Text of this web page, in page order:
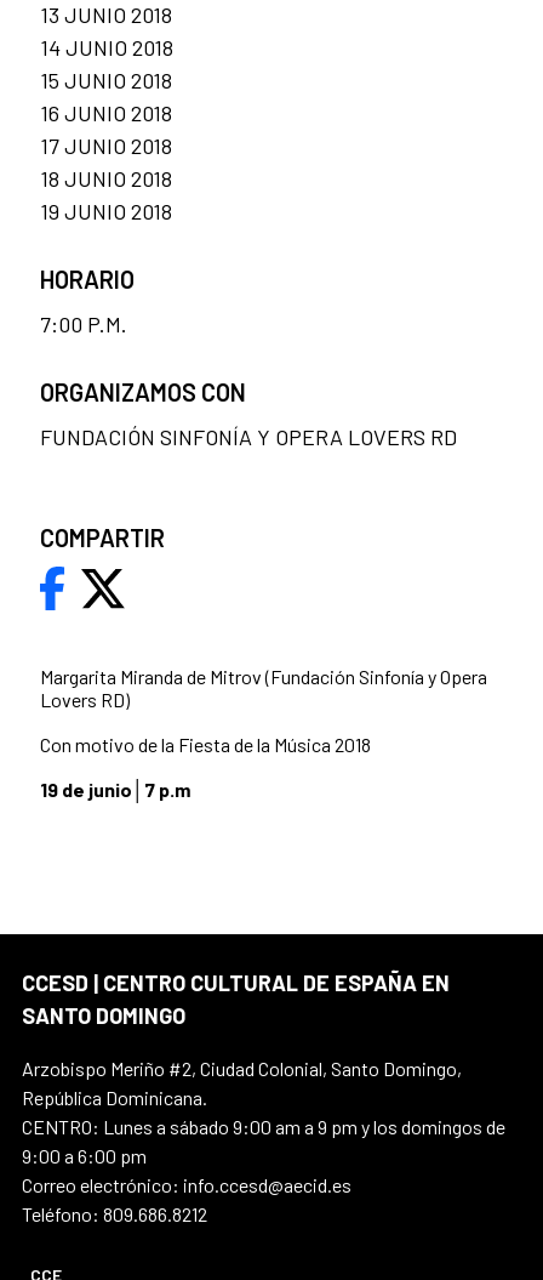
Margarita Miranda de Mitrov (Fundación Sinfonía y Opera
Lovers RD)
Con motivo de la Fiesta de la Música 2018
19 de junio│7 p.m
13 JUNIO 2018
14 JUNIO 2018
15 JUNIO 2018
16 JUNIO 2018
17 JUNIO 2018
18 JUNIO 2018
19 JUNIO 2018
HORARIO
7:00 P.M.
ORGANIZAMOS CON
FUNDACIÓN SINFONÍA Y OPERA LOVERS RD
COMPARTIR
CCESD | CENTRO CULTURAL DE ESPAÑA EN
SANTO DOMINGO
Arzobispo Meriño #2, Ciudad Colonial, Santo Domingo,
República Dominicana.
CENTRO: Lunes a sábado 9:00 am a 9 pm y los domingos de
9:00 a 6:00 pm
Correo electrónico: info.ccesd@aecid.es
Teléfono: 809.686.8212
CCE